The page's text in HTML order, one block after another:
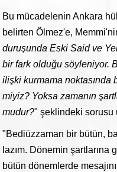
Bu mücadelenin Ankara
belirten Ölmez'e,
duruşunda Eski Said ve
bir fark olduğu söyleniyor.
ilişki kurmama
miyiz? Yoksa zamanın
mudur?" şeklindeki sorusu
"Bediüzzaman bir bütün,
lazım. Dönemin
bütün dönemlerde